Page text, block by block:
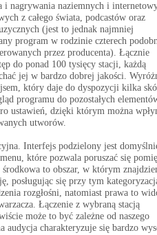
i nagrywania naziemnych i
z całego świata, podcastów oraz
(jest to jednak najmniej
program w rodzinie czterech
przez producenta). Łącznie
do ponad 100 tysięcy stacji, każdą
jej w bardzo dobrej jakości.
który daje do dyspozycji kilka
programu do pozostałych
ustawień, dzięki którym można
utworów.
Interfejs podzielony jest
które pozwala poruszać się
to obszar, w którym
posługując się przy tym
rozgłośni, natomiast prawa to
Łączenie z wybraną stacją
może to być zależne od naszego
audycja charakteryzuje się bardzo